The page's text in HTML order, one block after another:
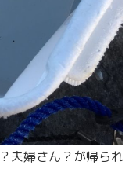
夫婦さん？が帰られ